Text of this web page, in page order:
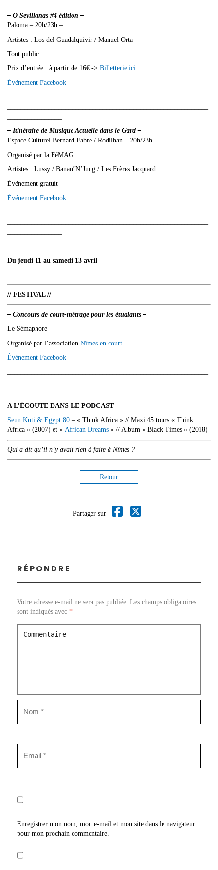
– O Sevillanas #4 édition –
Paloma – 20h/23h –
Artistes : Los del Guadalquivir / Manuel Orta
Tout public
Prix d’entrée : à partir de 16€ -> Billetterie ici
Événement Facebook
– Itinéraire de Musique Actuelle dans le Gard –
Espace Culturel Bernard Fabre / Rodilhan – 20h/23h –
Organisé par la FéMAG
Artistes : Lussy / Banan’N’Jung / Les Frères Jacquard
Événement gratuit
Événement Facebook
Du jeudi 11 au samedi 13 avril
// FESTIVAL //
– Concours de court-métrage pour les étudiants –
Le Sémaphore
Organisé par l’association Nîmes en court
Événement Facebook
A L’ÉCOUTE DANS LE PODCAST
Seun Kuti & Egypt 80 – « Think Africa » // Maxi 45 tours « Think
Africa » (2007) et « African Dreams » // Album « Black Times » (2018)
Qui a dit qu’il n’y avait rien à faire à Nîmes ?
Retour
Partager sur
RÉPONDRE
Votre adresse e-mail ne sera pas publiée. Les champs obligatoires
sont indiqués avec *
Enregistrer mon nom, mon e-mail et mon site dans le navigateur
pour mon prochain commentaire.